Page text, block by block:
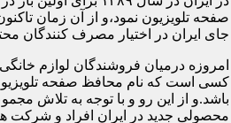
صفحه تلویزیون نمود،و از آن زمان
جای ایران در اختیار مصرف کنندگان
امروزه درمیان فروشندگان لوازم
کسی است که نام محافظ صفحه تلویزیون
باشد.و از این رو و با توجه به تلاش
محصولی جدید در ایران افراد و شرکت